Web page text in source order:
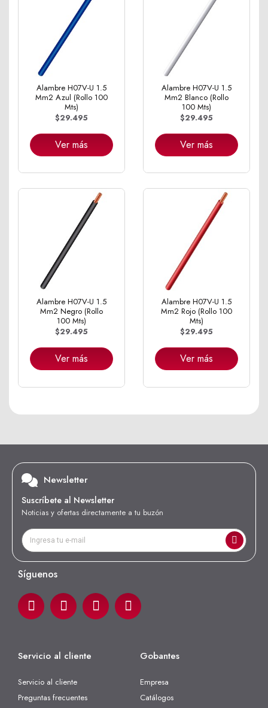
Alambre H07V-U 1.5
Mm2 Azul (Rollo 100
Mts)
$29.495
Ver más
Alambre H07V-U 1.5
Mm2 Blanco (Rollo
100 Mts)
$29.495
Ver más
Alambre H07V-U 1.5
Mm2 Negro (Rollo
100 Mts)
$29.495
Ver más
Alambre H07V-U 1.5
Mm2 Rojo (Rollo 100
Mts)
$29.495
Ver más
Newsletter
Suscríbete al Newsletter
Noticias y ofertas directamente a tu buzón
Síguenos
Servicio al cliente
Servicio al cliente
Preguntas frecuentes
Gobantes
Empresa
Catálogos